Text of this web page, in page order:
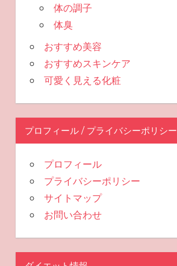
体の調子
体臭
おすすめ美容
おすすめスキンケア
可愛く見える化粧
プロフィール / プライバシーポリシー
プロフィール
プライバシーポリシー
サイトマップ
お問い合わせ